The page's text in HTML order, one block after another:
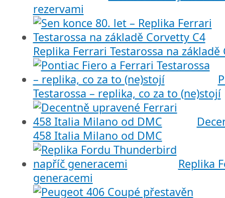
rezervami
Replika Ferrari Testarossa na základě
Testarossa – replika, co za to (ne)stojí
458 Italia Milano od DMC
Replika
generacemi